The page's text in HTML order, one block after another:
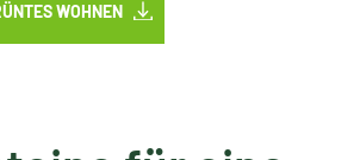
WOHNEN